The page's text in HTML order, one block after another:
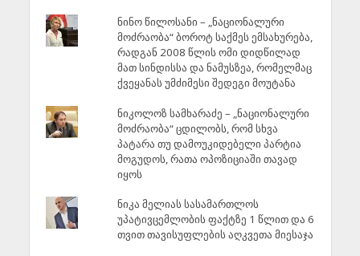
ნინო წილოსანი – „ნაციონალური
მოძრაობა“ ბოროტ საქმეს ემსახურება,
რადგან 2008 წლის ომი დიდწილად
მათ სინდისსა და ნამუსზეა, რომელმაც
ქვეყანას უმძიმესი შედეგი მოუტანა
ნიკოლოზ სამხარაძე – „ნაციონალური
მოძრაობა“ ცდილობს, რომ სხვა
პატარა თუ დამოუკიდებელი პარტია
მოგუდოს, რათა ოპოზიციაში თავად
იყოს
ნიკა მელიას სასამართლოს
უპატივცემლობის ფაქტზე 1 წლით და 6
თვით თავისუფლების აღკვეთა მიესაჯა